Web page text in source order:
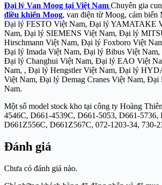
Đại lý Van Moog tại Việt Nam Chuyên gia
điều khiển Moog, van điện từ Moog, cảm
Đại lý FESTO Việt Nam, Đại lý YAMATAKE
Nam, Đại lý SIEMENS Việt Nam, Đại lý
Hirschmann Việt Nam, Đại lý Foxboro Việt
Đại lý Imada Việt Nam, Đại lý Bibus Việt
Đại lý Changhui Việt Nam, Đại lý EAO Việt
Nam, , Đại lý Hengstler Việt Nam, Đại lý
Việt Nam, Đại lý Demag Cranes Việt Nam,
Nam.
Một số model stock kho tại công ty Hoàng
4546C, D661-4539C, D661-5053, D661-
D661Z556C, D661Z567C, 072-1203-34, 730-
Đánh giá
Chưa có đánh giá nào.